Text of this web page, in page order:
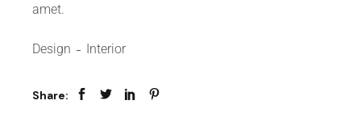
amet.
Design Interior
Share: